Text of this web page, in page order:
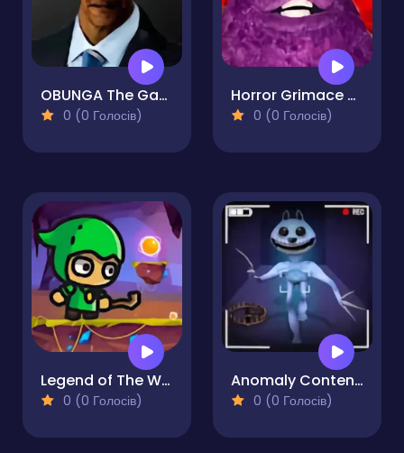
OBUNGA The Game
0 (0 Голосів)
Horror Grimace Burn or Die
0 (0 Голосів)
Legend of The Witcher
0 (0 Голосів)
Anomaly Content Record
0 (0 Голосів)